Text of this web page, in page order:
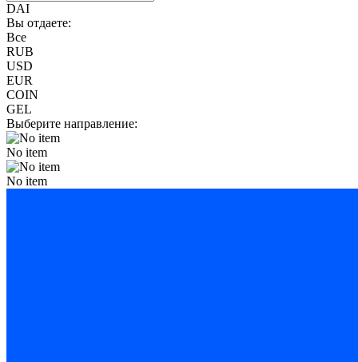
DAI
Вы отдаете:
Все
RUB
USD
EUR
COIN
GEL
Выберите направление:
No item
No item